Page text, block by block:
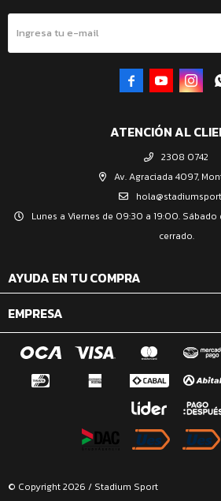
ATENCIÓN AL
2308 0742
Av. Agraciada 4097,
Lunes a Viernes de 09:30 a 19:00.
cerrado.
AYUDA EN TU COMPRA
EMPRESA
  
© Copyright 2026 / Stadium Sport